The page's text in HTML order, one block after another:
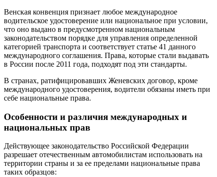
Венская конвенция признает любое международное
водительское удостоверение или национальное при условии,
что оно выдано в предусмотренном национальным
законодательством порядке для управления определенной
категорией транспорта и соответствует статье 41 данного
международного соглашения. Права, которые стали выдавать
в России после 2011 года, подходят под эти стандарты.
В странах, ратифицировавших Женевских договор, кроме
международного удостоверения, водители обязаны иметь при
себе национальные права.
Особенности и различия международных и
национальных прав
Действующее законодательство Российской Федерации
разрешает отечественным автомобилистам использовать на
территории страны и за ее пределами национальные права
таких образцов: